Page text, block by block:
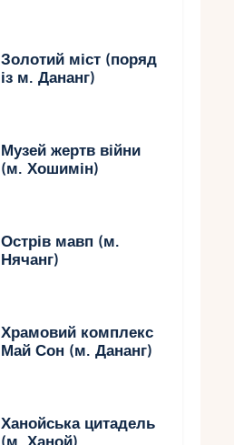
Золотий міст (поряд
із м. Дананг)
Музей жертв війни
(м. Хошимін)
Острів мавп (м.
Нячанг)
Храмовий комплекс
Май Сон (м. Дананг)
Ханойська цитадель